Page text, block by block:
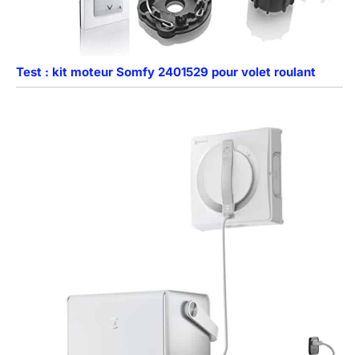
Test : kit moteur Somfy 2401529 pour volet roulant